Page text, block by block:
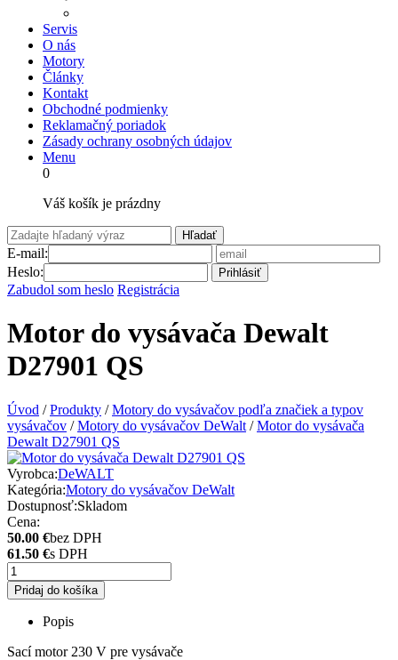
Servis
O nás
Motory
Články
Kontakt
Obchodné podmienky
Reklamačný poriadok
Zásady ochrany osobných údajov
Menu
0
Váš košík je prázdny
Hľadať
E-mail:
Heslo:
Prihlásiť
Zabudol som heslo Registrácia
Motor do vysávača Dewalt
D27901 QS
Úvod / Produkty / Motory do vysávačov podľa značiek a typov
vysávačov / Motory do vysávačov DeWalt / Motor do vysávača
Dewalt D27901 QS
Vyrobca:DeWALT
Kategória:Motory do vysávačov DeWalt
Dostupnosť:Skladom
Cena:
50.00 €bez DPH
61.50 €s DPH
Pridaj do košíka
Popis
Sací motor 230 V pre vysávače